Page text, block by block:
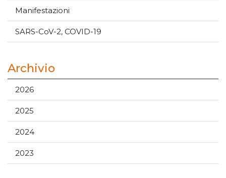
Manifestazioni
SARS-CoV-2, COVID-19
Archivio
2026
2025
2024
2023